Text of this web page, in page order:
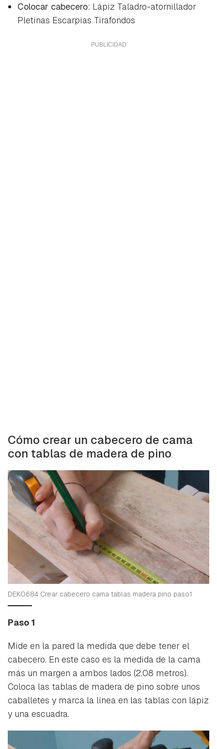
Colocar cabecero: Lápiz Taladro-atornillador
Pletinas Escarpias Tirafondos
Cómo crear un cabecero de cama
con tablas de madera de pino
DEKO684 Crear cabecero cama tablas madera pino paso1
Paso 1
Mide en la pared la medida que debe tener el
cabecero. En este caso es la medida de la cama
más un margen a ambos lados (2.08 metros).
Coloca las tablas de madera de pino sobre unos
caballetes y marca la línea en las tablas con lápiz
y una escuadra.